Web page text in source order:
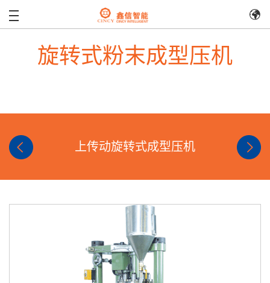
旋转式粉末成型压机
上传动旋转式成型压机